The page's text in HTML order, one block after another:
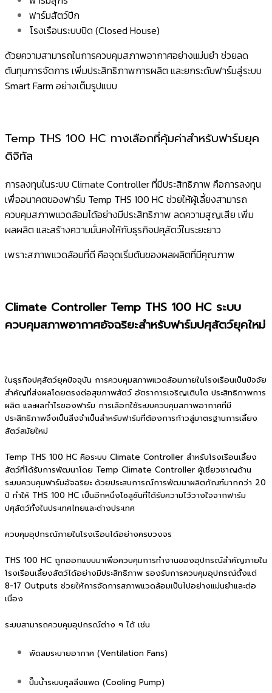
ฟาร์มสัตว์ปีก
โรงเรือนระบบปิด (Closed House)
ด้วยความสามารถในการควบคุมสภาพอากาศอย่างแม่นยำ ช่วยลด
ต้นทุนการจัดการ เพิ่มประสิทธิภาพการผลิต และยกระดับฟาร์มสู่ระบบ
Smart Farm อย่างเต็มรูปแบบ
Temp THS 100 HC ทางเลือกที่คุ้มค่าสำหรับฟาร์มยุค
ดิจิทัล
การลงทุนในระบบ Climate Controller ที่มีประสิทธิภาพ คือการลงทุน
เพื่ออนาคตของฟาร์ม Temp THS 100 HC ช่วยให้ผู้เลี้ยงสามารถ
ควบคุมสภาพแวดล้อมได้อย่างมีประสิทธิภาพ ลดความสูญเสีย เพิ่ม
ผลผลิต และสร้างความมั่นคงให้กับธุรกิจปศุสัตว์ในระยะยาว
เพราะสภาพแวดล้อมที่ดี คือจุดเริ่มต้นของผลผลิตที่มีคุณภาพ
Climate Controller Temp THS 100 HC ระบบ
ควบคุมสภาพอากาศอัจฉริยะสำหรับฟาร์มปศุสัตว์ยุคใหม่
ในธุรกิจปศุสัตว์ยุคปัจจุบัน การควบคุมสภาพแวดล้อมภายในโรงเรือนเป็นปัจจัย
สำคัญที่ส่งผลโดยตรงต่อสุขภาพสัตว์ อัตราการเจริญเติบโต ประสิทธิภาพการ
ผลิต และผลกำไรของฟาร์ม การเลือกใช้ระบบควบคุมสภาพอากาศที่มี
ประสิทธิภาพจึงเป็นสิ่งจำเป็นสำหรับฟาร์มที่ต้องการก้าวสู่มาตรฐานการเลี้ยง
สัตว์สมัยใหม่
Temp THS 100 HC คือระบบ Climate Controller สำหรับโรงเรือนเลี้ยง
สัตว์ที่ได้รับการพัฒนาโดย Temp Climate Controller ผู้เชี่ยวชาญด้าน
ระบบควบคุมฟาร์มอัจฉริยะ ด้วยประสบการณ์การพัฒนาผลิตภัณฑ์มากกว่า 20
ปี ทำให้ THS 100 HC เป็นอีกหนึ่งโซลูชันที่ได้รับความไว้วางใจจากฟาร์ม
ปศุสัตว์ทั้งในประเทศไทยและต่างประเทศ
ควบคุมอุปกรณ์ภายในโรงเรือนได้อย่างครบวงจร
THS 100 HC ถูกออกแบบมาเพื่อควบคุมการทำงานของอุปกรณ์สำคัญภายใน
โรงเรือนเลี้ยงสัตว์ได้อย่างมีประสิทธิภาพ รองรับการควบคุมอุปกรณ์ตั้งแต่
8-17 Outputs ช่วยให้การจัดการสภาพแวดล้อมเป็นไปอย่างแม่นยำและต่อ
เนื่อง
ระบบสามารถควบคุมอุปกรณ์ต่าง ๆ ได้ เช่น
พัดลมระบายอากาศ (Ventilation Fans)
ปั๊มน้ำระบบคูลลิ่งแพด (Cooling Pump)